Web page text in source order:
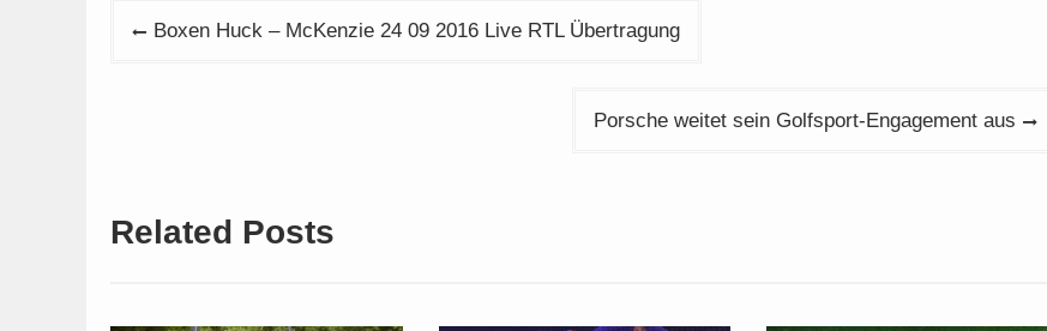
Beitragsnavigation
Boxen Huck – McKenzie 24 09 2016 Live RTL Übertragung
Porsche weitet sein Golfsport-Engagement aus
Related Posts